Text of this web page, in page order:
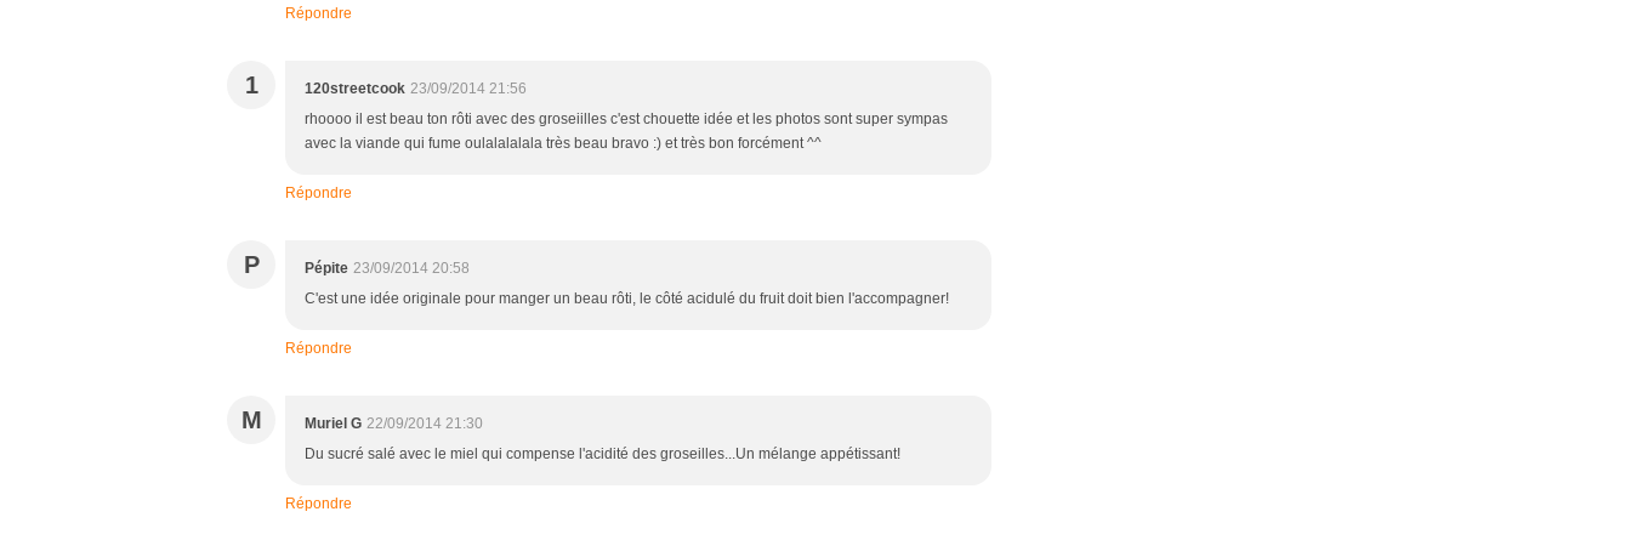
Répondre
1 120streetcook 23/09/2014 21:56
rhoooo il est beau ton rôti avec des groseiilles c'est chouette idée et les photos sont super sympas
avec la viande qui fume oulalalalala très beau bravo :) et très bon forcément ^^
Répondre
P Pépite 23/09/2014 20:58
C'est une idée originale pour manger un beau rôti, le côté acidulé du fruit doit bien l'accompagner!
Répondre
M Muriel G 22/09/2014 21:30
Du sucré salé avec le miel qui compense l'acidité des groseilles...Un mélange appétissant!
Répondre